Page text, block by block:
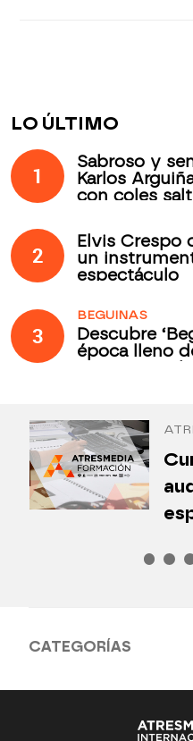
LO ÚLTIMO
1
Sabroso y
Karlos
con coles
2
Elvis Crespo
un
espectáculo
3
BEGUINAS
Descubre
época lleno
CATEGORÍAS
Antena 3 Noticias